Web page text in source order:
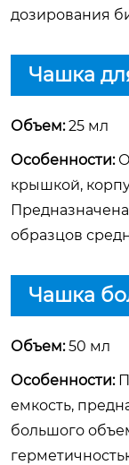
дозирования
Чашка
Объем:25 мл
Особенности:
крышкой,
образцов
Чашка
Объем:50 мл
Особенности:
емкость,
большого